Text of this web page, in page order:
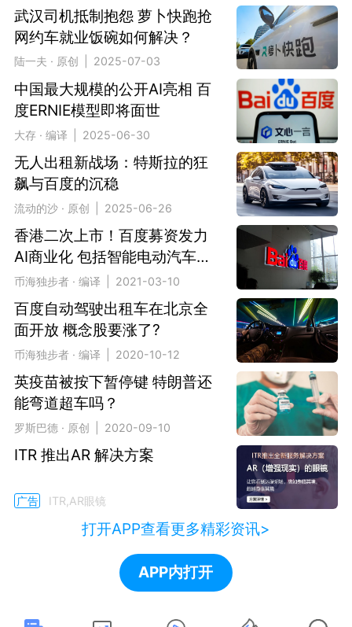
武汉司机抵制抱怨 萝卜快跑抢
网约车就业饭碗如何解决？
陆一夫 · 原创 | 2025-07-03
中国最大规模的公开AI亮相 百
度ERNIE模型即将面世
大存 · 编译 | 2025-06-30
无人出租新战场：特斯拉的狂
飙与百度的沉稳
流动的沙 · 原创 | 2025-06-26
香港二次上市！百度募资发力
AI商业化 包括智能电动汽车研
发
币海独步者 · 编译 | 2021-03-10
百度自动驾驶出租车在北京全
面开放 概念股要涨了?
币海独步者 · 编译 | 2020-10-12
英疫苗被按下暂停键 特朗普还
能弯道超车吗？
罗斯巴德 · 原创 | 2020-09-10
ITR 推出AR 解决方案
广告 ITR,AR眼镜
打开APP查看更多精彩资讯>
APP内打开